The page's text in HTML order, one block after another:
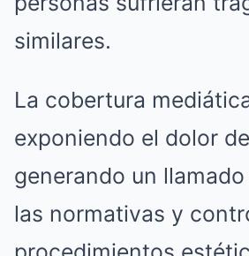
similares.
La cobertura
exponiendo el dolor
generando un
las normativas y